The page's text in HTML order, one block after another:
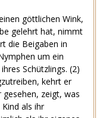
göttlichen Wink,
gelehrt hat, nimmt
die Beigaben in
um ein
Schützlings. (2)
kehrt er
zeigt, was
als ihr